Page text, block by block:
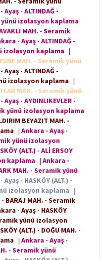
Ayaş - ALTINDAĞ -
yünü izolasyon kaplama
MAH. - Seramik
- Ayaş - ALTINDAĞ -
izolasyon kaplama |
MAH. - Seramik yünü
Ayaş - ALTINDAĞ -
izolasyon kaplama |
MAH. - Seramik yünü
Ayaş - AYDINLIKEVLER -
yünü izolasyon kaplama
BEYAZIT MAH. -
| Ankara - Ayaş -
yünü izolasyon
(ALT.) - ALİ ERSOY
kaplama | Ankara -
MAH. - Seramik yünü
Ayaş - HASKÖY (ALT.) -
izolasyon kaplama |
BARAJ MAH. - Seramik
- Ayaş - HASKÖY
yünü izolasyon
(ALT.) - DOĞU MAH. -
| Ankara - Ayaş -
- Seramik yünü